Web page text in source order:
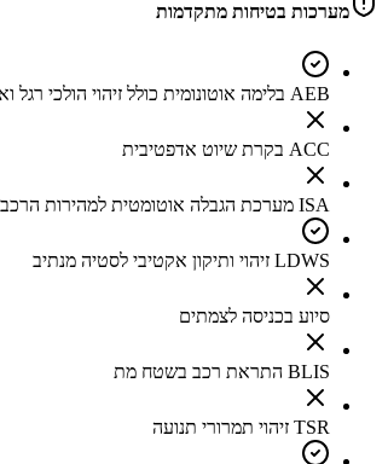
מערכות בטיחות מתקדמות
AEB בלימה אוטונומית כולל זיהוי הולכי רגל ואופניים
ACC בקרת שיוט אדפטיבית
ISA מערכת הגבלה אוטומטית למהירות הרכב
LDWS זיהוי ותיקון אקטיבי לסטיה מנתיב
סיוע בכניסה לצמתים
BLIS התראת רכב בשטח מת
TSR זיהוי תמרורי תנועה